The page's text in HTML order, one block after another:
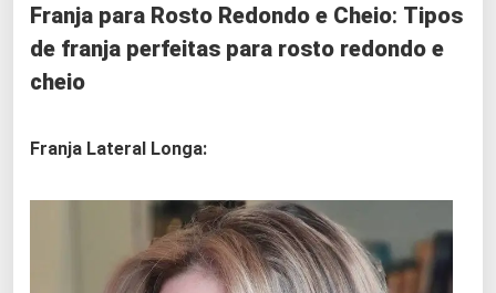
Franja para Rosto Redondo e Cheio: Tipos
de franja perfeitas para rosto redondo e
cheio
Franja Lateral Longa: